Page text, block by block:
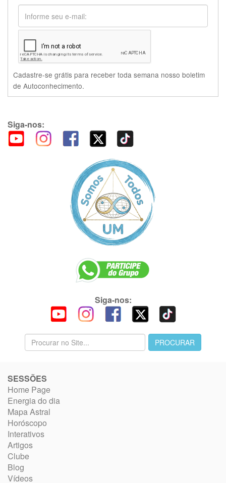
Cadastre-se grátis para receber toda semana nosso boletim
de Autoconhecimento.
Siga-nos:
Siga-nos:
SESSÕES
Home Page
Energia do dia
Mapa Astral
Horóscopo
Interativos
Artigos
Clube
Blog
Vídeos